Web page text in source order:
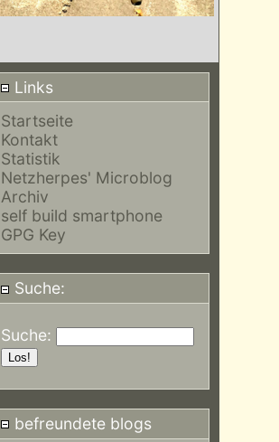
Links
Startseite
Kontakt
Statistik
Netzherpes' Microblog
Archiv
self build smartphone
GPG Key
Suche:
Suche:
befreundete blogs